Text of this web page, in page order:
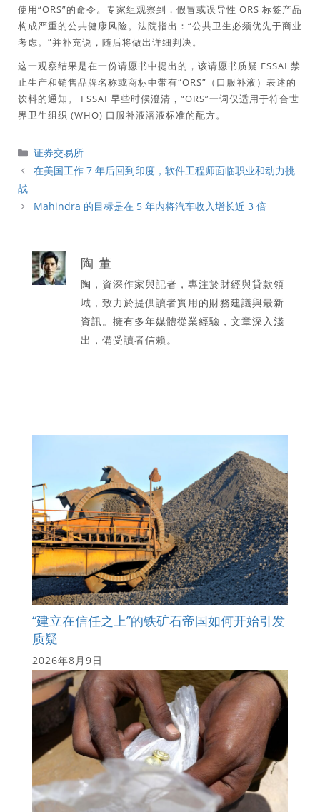
使用“ORS”的命令。专家组观察到，假冒或误导性 ORS 标签产品
构成严重的公共健康风险。法院指出：“公共卫生必须优先于商业
考虑。”并补充说，随后将做出详细判决。
这一观察结果是在一份请愿书中提出的，该请愿书质疑 FSSAI 禁
止生产和销售品牌名称或商标中带有“ORS”（口服补液）表述的
饮料的通知。 FSSAI 早些时候澄清，“ORS”一词仅适用于符合世
界卫生组织 (WHO) 口服补液溶液标准的配方。
分
類
证券交易所
在美国工作 7 年后回到印度，软件工程师面临职业和动力挑
战
Mahindra 的目标是在 5 年内将汽车收入增长近 3 倍
陶 董
陶，資深作家與記者，專注於財經與貸款領
域，致力於提供讀者實用的財務建議與最新
資訊。擁有多年媒體從業經驗，文章深入淺
出，備受讀者信賴。
“建立在信任之上”的铁矿石帝国如何开始引发
质疑
2026年8月9日